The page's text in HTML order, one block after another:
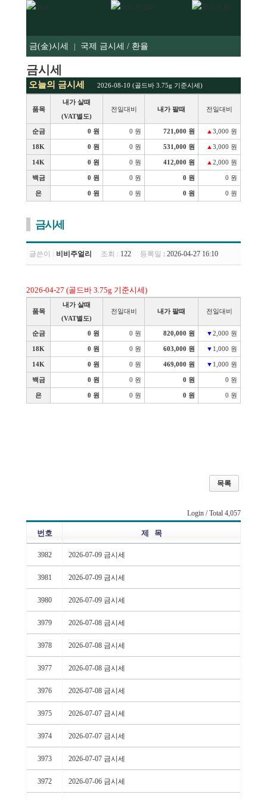
금(金)시세 국제 금시세 / 환율
금시세
오늘의 금시세 2026-08-10 (골드바 3.75g 기준시세)
품목
내가 살때
(VAT별도)
전일대비 내가 팔때 전일대비
순금 0 원 0 원 721,000 원 ▲ 3,000 원
18K 0 원 0 원 531,000 원 ▲ 3,000 원
14K 0 원 0 원 412,000 원 ▲ 2,000 원
백금 0 원 0 원 0 원 0 원
은 0 원 0 원 0 원 0 원
금시세
글쓴이 : 비비주얼리 조회 : 122 등록일 : 2026-04-27 16:10
2026-04-27 (골드바 3.75g 기준시세)
품목
내가 살때
(VAT별도)
전일대비 내가 팔때 전일대비
순금 0 원 0 원 820,000 원 ▼2,000 원
18K 0 원 0 원 603,000 원 ▼ 1,000 원
14K 0 원 0 원 469,000 원 ▼ 1,000 원
백금 0 원 0 원 0 원 0 원
은 0 원 0 원 0 원 0 원
목록
Login / Total 4,057
번호 제 목
3982 2026-07-09 금시세
3981 2026-07-09 금시세
3980 2026-07-09 금시세
3979 2026-07-08 금시세
3978 2026-07-08 금시세
3977 2026-07-08 금시세
3976 2026-07-08 금시세
3975 2026-07-07 금시세
3974 2026-07-07 금시세
3973 2026-07-07 금시세
3972 2026-07-06 금시세